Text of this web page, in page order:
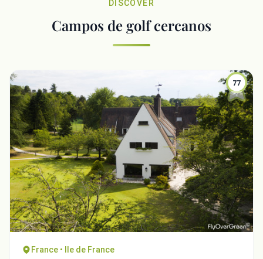
DISCOVER
Campos de golf cercanos
77
France • Ile de France